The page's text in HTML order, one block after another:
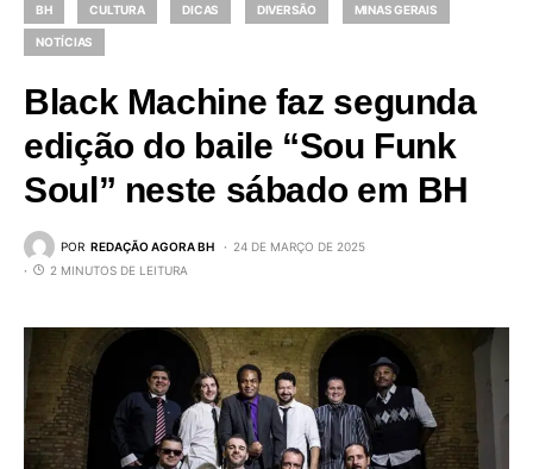
BH CULTURA DICAS DIVERSÃO MINAS GERAIS
NOTÍCIAS
Black Machine faz segunda
edição do baile “Sou Funk
Soul” neste sábado em BH
POR REDAÇÃO AGORA BH
24 DE MARÇO DE 2025
2 MINUTOS DE LEITURA